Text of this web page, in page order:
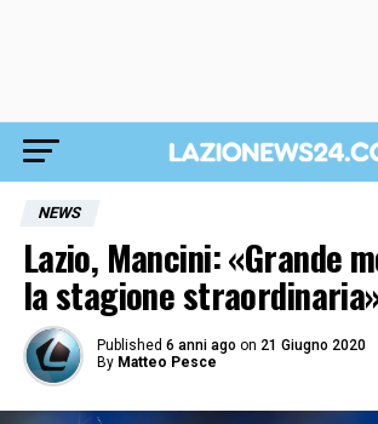
NEWS
Lazio, Mancini: «Grande
la stagione
Published 6 anni ago on 21 Giugno 2020
By Matteo Pesce